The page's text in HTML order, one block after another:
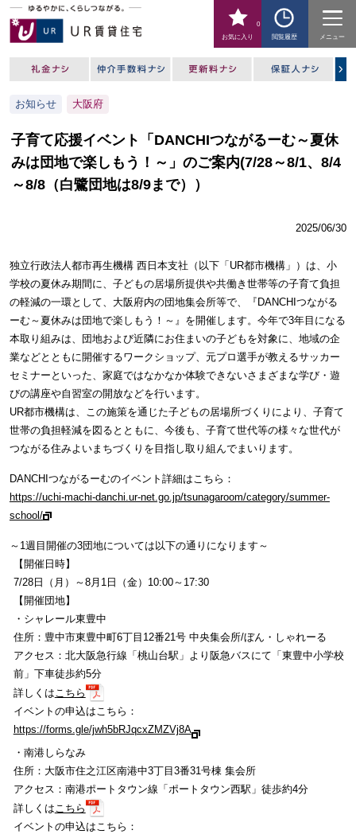
お気に入り
0
閲覧履歴
メニュー
お知らせ 大阪府
子育て応援イベント「DANCHIつながるーむ～夏休
みは団地で楽しもう！～」のご案内(7/28～8/1、8/4
～8/8（白鷺団地は8/9まで））
2025/06/30
独立行政法人都市再生機構 西日本支社（以下「UR都市機構」）は、小
学校の夏休み期間に、子どもの居場所提供や共働き世帯等の子育て負担
の軽減の一環として、大阪府内の団地集会所等で、『DANCHIつながる
ーむ～夏休みは団地で楽しもう！～』を開催します。今年で3年目になる
本取り組みは、団地および近隣にお住まいの子どもを対象に、地域の企
業などとともに開催するワークショップ、元プロ選手が教えるサッカー
セミナーといった、家庭ではなかなか体験できないさまざまな学び・遊
びの講座や自習室の開放などを行います。
UR都市機構は、この施策を通じた子どもの居場所づくりにより、子育て
世帯の負担軽減を図るとともに、今後も、子育て世代等の様々な世代が
つながる住みよいまちづくりを目指し取り組んでまいります。
DANCHIつながるーむのイベント詳細はこちら：
https://uchi-machi-danchi.ur-net.go.jp/tsunagaroom/category/summer-
school/
～1週目開催の3団地については以下の通りになります～
【開催日時】
7/28日（月）～8月1日（金）10:00～17:30
【開催団地】
・シャレール東豊中
住所：豊中市東豊中町6丁目12番21号 中央集会所/ぼん・しゃれーる
アクセス：北大阪急行線「桃山台駅」より阪急バスにて「東豊中小学校
前」下車徒歩約5分
詳しくはこちら
イベントの申込はこちら：
https://forms.gle/jwh5bRJqcxZMZVj8A
・南港しらなみ
住所：大阪市住之江区南港中3丁目3番31号棟 集会所
アクセス：南港ポートタウン線「ポートタウン西駅」徒歩約4分
詳しくはこちら
イベントの申込はこちら：